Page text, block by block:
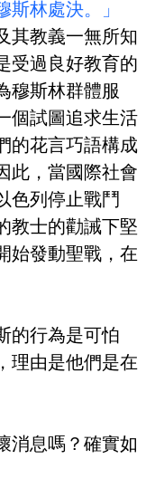
林處決。」
其教義一無所知
受過良好教育的
穆斯林群體服
個試圖追求生活
的花言巧語構成
此，當國際社會
色列停止戰鬥
教士的勸誡下堅
始發動聖戰，在
的行為是可怕
理由是他們是在
消息嗎？確實如